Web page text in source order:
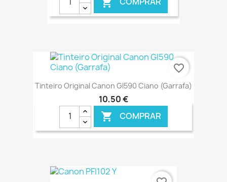

€ ONLINE
Tinteiro Original Canon GI590 Ciano (Garrafa)
10,50 €
 COMPRAR
favorite_border